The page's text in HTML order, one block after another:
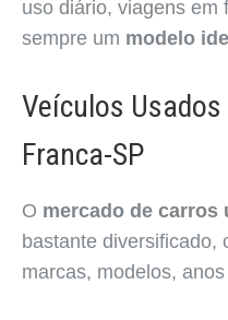
uso diário, viagens em
sempre um modelo
Veículos
Franca-SP
O mercado de carros
bastante diversificado,
marcas, modelos,